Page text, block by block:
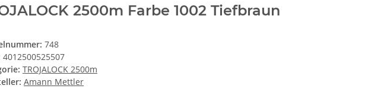
2500m Farbe 1002 Tiefbraun
748
4012500525507
TROJALOCK 2500m
Amann Mettler